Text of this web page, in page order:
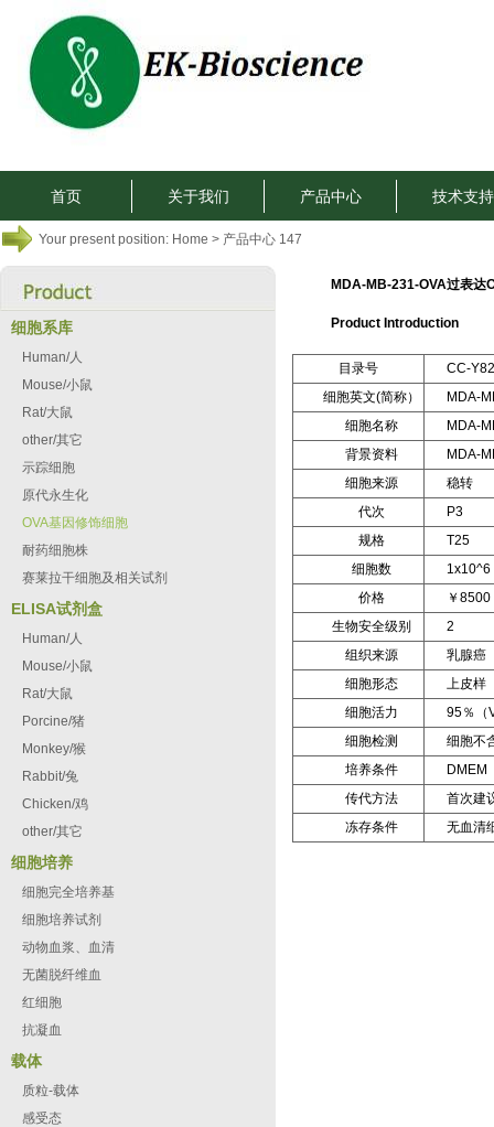
首页 关于我们 产品中心 技术支持
Your present position: Home > 产品中心 147
细胞系库
Human/人
Mouse/小鼠
Rat/大鼠
other/其它
示踪细胞
原代永生化
OVA基因修饰细胞
耐药细胞株
赛莱拉干细胞及相关试剂
ELISA试剂盒
Human/人
Mouse/小鼠
Rat/大鼠
Porcine/猪
Monkey/猴
Rabbit/兔
Chicken/鸡
other/其它
细胞培养
细胞完全培养基
细胞培养试剂
动物血浆、血清
无菌脱纤维血
红细胞
抗凝血
载体
质粒-载体
感受态
MDA-MB-231-OVA过表达
Product Introduction
目录号
CC-
细胞英文(简称）
MDA-
细胞名称
MDA-
背景资料
MDA-
细胞来源
稳转
代次
P3
规格
T25
细胞数
1x10^6
价格
￥8500
生物安全级别
2
组织来源
乳腺癌
细胞形态
上皮样
细胞活力
95％（
细胞检测
细胞不
培养条件
DMEM
传代方法
首次建
冻存条件
无血清